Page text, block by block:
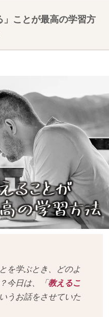
ことが最高の学習方
を学ぶとき、どのよ
今日は、「 教えるこ
うお話をさせていた